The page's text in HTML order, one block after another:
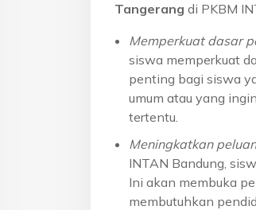
Tangerang di PKBM
Memperkuat dasar
siswa memperkuat
penting bagi siswa
umum atau yang
tertentu.
Meningkatkan
INTAN Bandung,
Ini akan membuka
membutuhkan